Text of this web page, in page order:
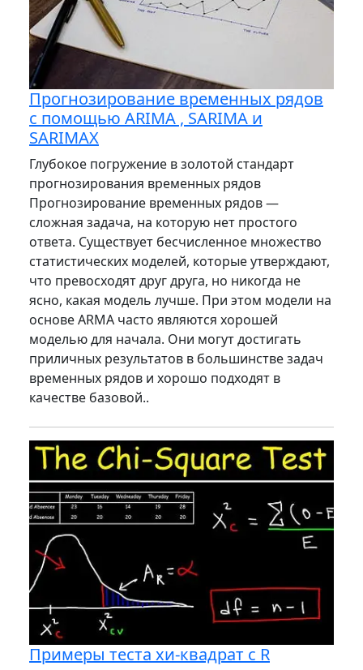
Прогнозирование временных рядов
с помощью ARIMA , SARIMA и
SARIMAX
Глубокое погружение в золотой стандарт
прогнозирования временных рядов
Прогнозирование временных рядов —
сложная задача, на которую нет простого
ответа. Существует бесчисленное множество
статистических моделей, которые утверждают,
что превосходят друг друга, но никогда не
ясно, какая модель лучше. При этом модели на
основе ARMA часто являются хорошей
моделью для начала. Они могут достигать
приличных результатов в большинстве задач
временных рядов и хорошо подходят в
качестве базовой..
Примеры теста хи-квадрат с R